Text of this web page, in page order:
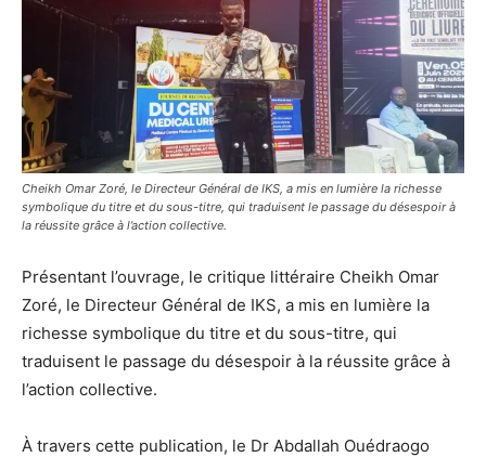
Cheikh Omar Zoré, le Directeur Général de IKS, a mis en lumière la richesse
symbolique du titre et du sous-titre, qui traduisent le passage du désespoir à
la réussite grâce à l’action collective.
Présentant l’ouvrage, le critique littéraire Cheikh Omar
Zoré, le Directeur Général de IKS, a mis en lumière la
richesse symbolique du titre et du sous-titre, qui
traduisent le passage du désespoir à la réussite grâce à
l’action collective.
À travers cette publication, le Dr Abdallah Ouédraogo